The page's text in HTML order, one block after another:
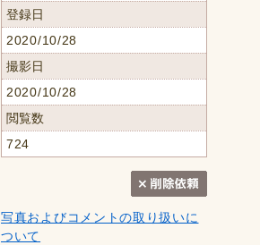
登録日
2020/10/28
撮影日
2020/10/28
閲覧数
724
写真およびコメントの取り扱いに
ついて